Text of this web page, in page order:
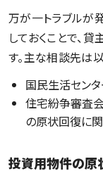
万が一トラブルが
しておくことで、
す。主な相談先は
国民生活センタ
住宅紛争審査
の原状回復に
投資用物件の原